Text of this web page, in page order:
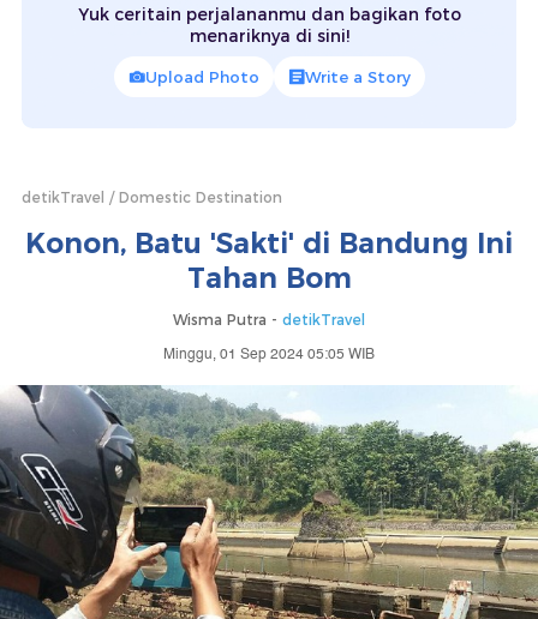
Yuk ceritain perjalananmu dan bagikan foto
menariknya di sini!
Upload Photo Write a Story
detikTravel Domestic Destination
Konon, Batu 'Sakti' di Bandung Ini
Tahan Bom
Wisma Putra - detikTravel
Minggu, 01 Sep 2024 05:05 WIB